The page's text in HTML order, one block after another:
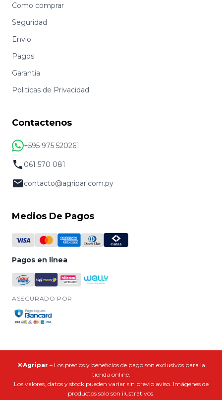
Como comprar
Seguridad
Envio
Pagos
Garantia
Politicas de Privacidad
Contactenos
+595 975 520261
061 570 081
contacto@agripar.com.py
Medios De Pagos
Pagos en linea
ASEGURADO POR
©Agripar – Los precios y beneficios de pago son exclusivos para la
tienda online.
Los valores, datos y stock pueden variar sin previo aviso. Imágenes de
productos solo son ilustrativos.